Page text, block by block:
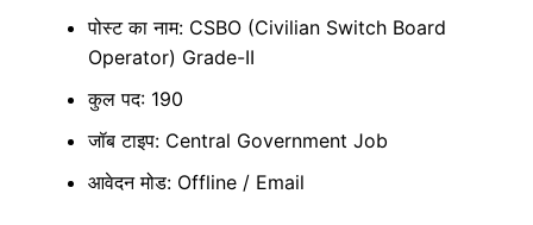
पोस्ट का नाम: CSBO (Civilian Switch Board
Operator) Grade-II
कुल पद: 190
जॉब टाइप: Central Government Job
आवेदन मोड: Offline / Email